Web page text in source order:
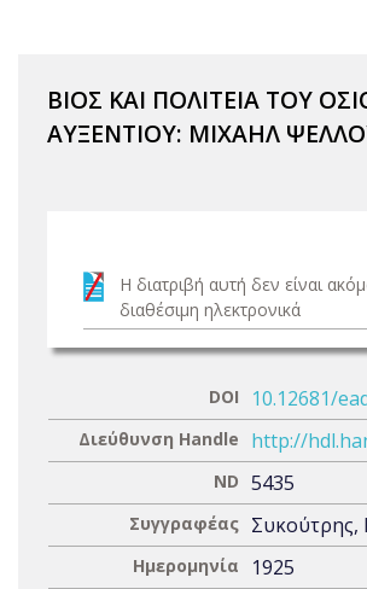
ΒΙΟΣ ΚΑΙ ΠΟΛΙΤΕΙΑ ΤΟΥ
ΑΥΞΕΝΤΙΟΥ: ΜΙΧΑΗΛ
Η διατριβή αυτή δεν είναι
διαθέσιμη ηλεκτρονικά
DOI 10.12681/
Διεύθυνση Handle http://
ND 5435
Συγγραφέας Συκούτρης,
Ημερομηνία 1925